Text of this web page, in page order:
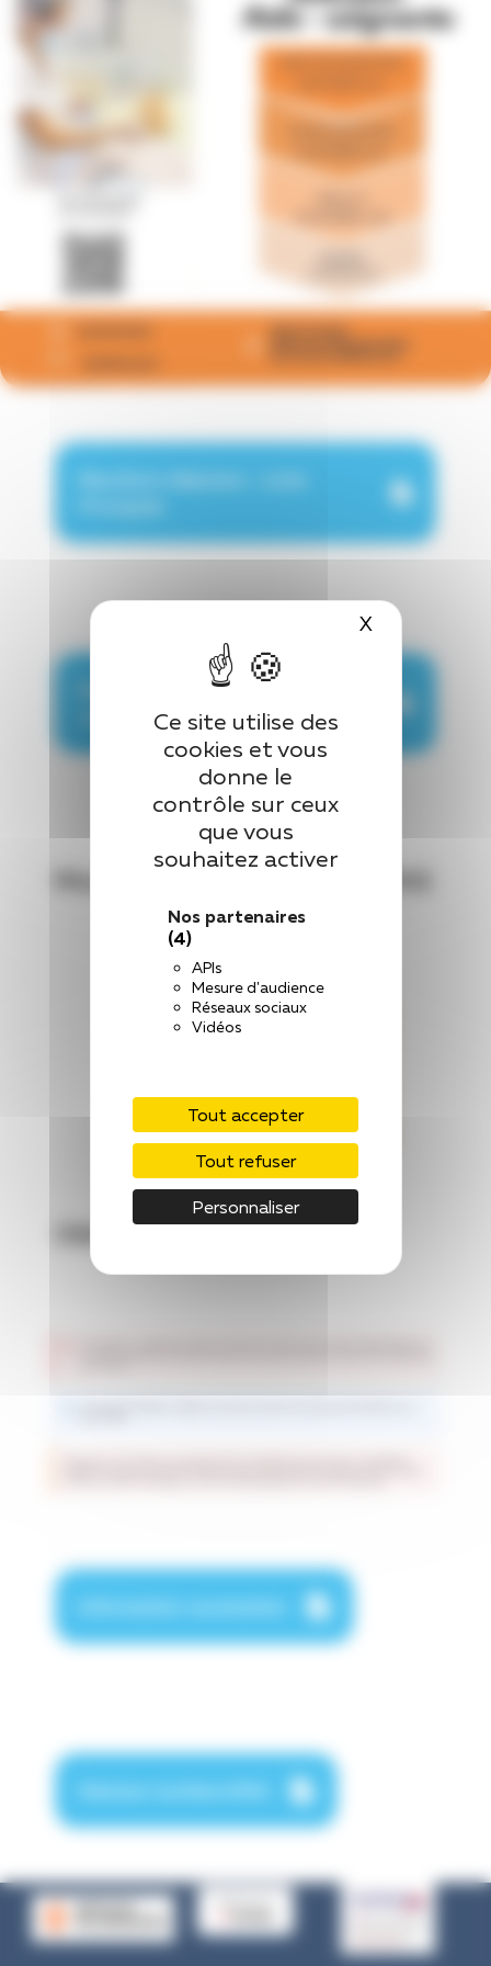
Ce site utilise des
cookies et vous
donne le
contrôle sur ceux
que vous
souhaitez activer
Nos partenaires
(4)
APIs
Mesure d'audience
Réseaux sociaux
Vidéos
Tout accepter
Tout refuser
Personnaliser
XMasquer le
Résultats Sélection - Liste
complémentaire
Obligations vaccinales